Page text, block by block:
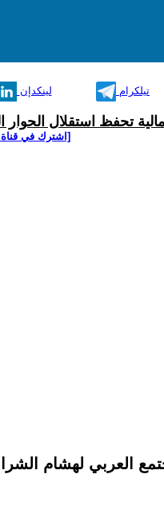
لينكدإن تيلكرام
تحفظ استقلال
[اشترك في قناة
العربي لهشام